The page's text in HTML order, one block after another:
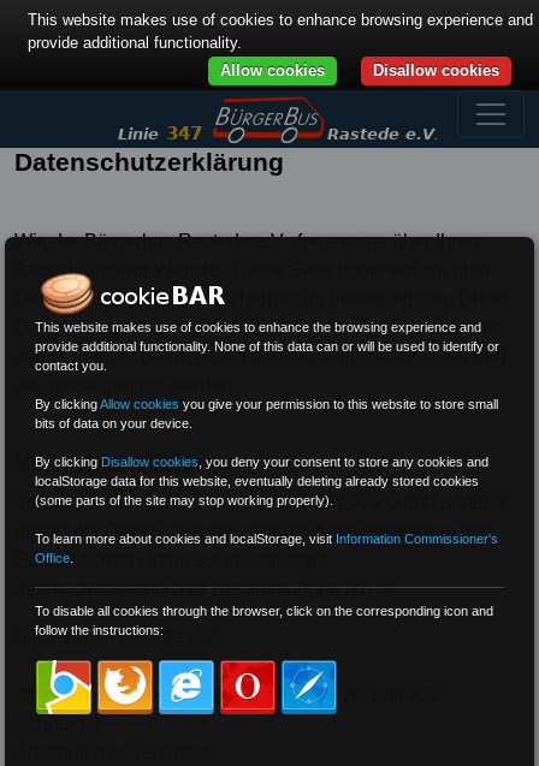
Datenschutzerklärung
Wir, der Bürgerbus Rastede e.V., freuen uns über Ihren
Besuch unserer Website. Diese Seite informiert sie über
Datenschutz und Datensicherheit für unsere Nutzer. Diese
Datenschutzerklärung erläutert, welche Informationen wir
während Ihres Besuchs auf unserer Website erfassen und
Verantwortlicher
Verantwortlicher gemäß Art. 4 Abs. 7 DSGVO und anderer
nationaler Datenschutzgesetze der Mitgliedsstaaten der
Europäischen Union sowie sonstiger
datenschutzrechtlicher Bestimmungen ist der
Bürgerbus-Rastede e.V.
vertreten durch den Vorstand Theo Meyer und Kai
This website makes use of cookies to enhance the browsing experience and
provide additional functionality. None of this data can or will be used to identify or
contact you.
By clickingAllow cookies you give your permission to this website to store small
bits of data on your device.
By clicking Disallow cookies ,you deny your consent to store any cookies and
localStorage data for this website, eventually deleting already stored cookies
(some parts of the site may stop working properly).
To learn more about cookies and localStorage, visit Information Commissioner's
Office
To disable all cookies through the browser, click on the corresponding icon and
follow the instructions:
This website makes use of cookies to enhance browsing experience and
provide additional functionality.
Disallow cookies
Allow cookies